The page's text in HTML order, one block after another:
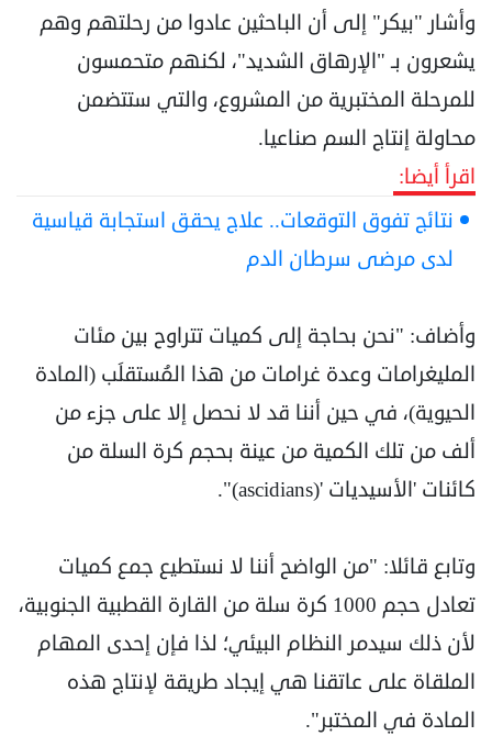
وأشار "بيكر" إلى أن الباحثين عادوا من رحلتهم وهم
يشعرون بـ "الإرهاق الشديد"، لكنهم متحمسون
للمرحلة المختبرية من المشروع، والتي ستتضمن
محاولة إنتاج السم صناعيا.
اقرأ أيضا:
نتائج تفوق التوقعات.. علاج يحقق استجابة قياسية
لدى مرضى سرطان الدم
وأضاف: "نحن بحاجة إلى كميات تتراوح بين مئات
المليغرامات وعدة غرامات من هذا المُستقلَب (المادة
الحيوية)، في حين أننا قد لا نحصل إلا على جزء من
ألف من تلك الكمية من عينة بحجم كرة السلة من
كائنات 'الأسيديات '(ascidians)".
وتابع قائلا: "من الواضح أننا لا نستطيع جمع كميات
تعادل حجم 1000 كرة سلة من القارة القطبية الجنوبية،
لأن ذلك سيدمر النظام البيئي؛ لذا فإن إحدى المهام
الملقاة على عاتقنا هي إيجاد طريقة لإنتاج هذه
المادة في المختبر".